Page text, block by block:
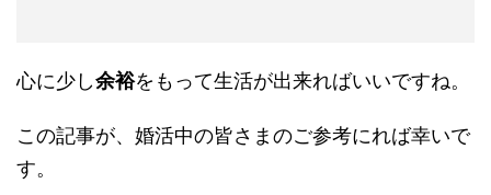
心に少し余裕をもって生活が出来ればいいですね。
この記事が、婚活中の皆さまのご参考にれば幸いで
す。